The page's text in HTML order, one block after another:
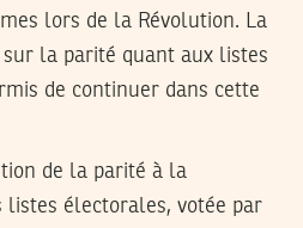
lors de la Révolution. La
la parité quant aux listes
de continuer dans cette
de la parité à la
électorales, votée par